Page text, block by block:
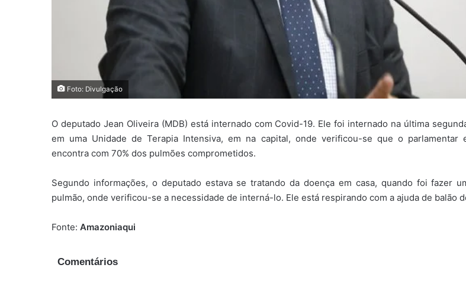
Foto: Divulgação
O deputado Jean Oliveira (MDB) está internado com Covid-19. Ele foi internado na última
em uma Unidade de Terapia Intensiva, em na capital, onde verificou-se que o parlamentar
encontra com 70% dos pulmões comprometidos.
Segundo informações, o deputado estava se tratando da doença em casa, quando foi fazer
pulmão, onde verificou-se a necessidade de interná-lo. Ele está respirando com a ajuda de balão
Fonte: Amazoniaqui
Comentários